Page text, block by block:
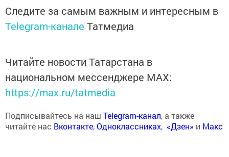
Следите за самым важным и интересным в
Telegram-канале Татмедиа
Читайте новости Татарстана в
национальном мессенджере MАХ:
https://max.ru/tatmedia
Подписывайтесь на наш Telegram-канал, а также
читайте нас Вконтакте,Одноклассниках, «Дзен» и Макс